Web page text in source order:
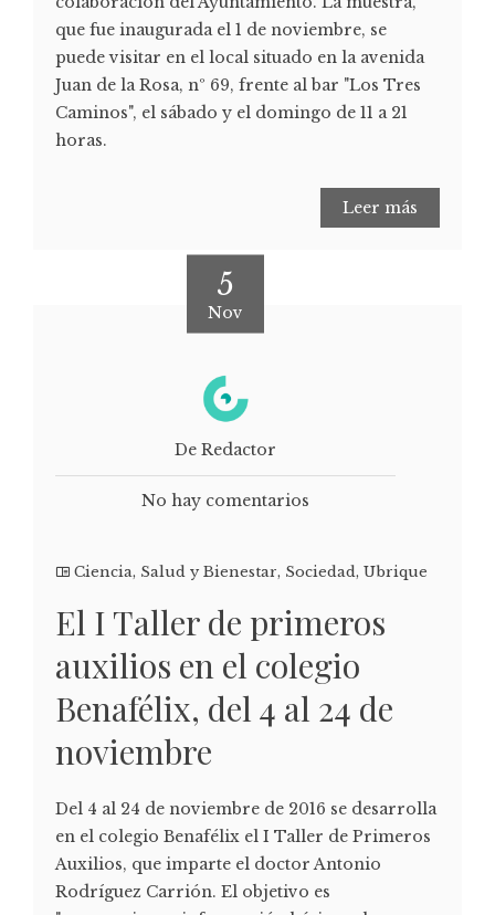
que fue inaugurada el 1 de noviembre, se
puede visitar en el local situado en la avenida
Juan de la Rosa, nº 69, frente al bar "Los Tres
Caminos", el sábado y el domingo de 11 a 21
horas.
Leer más
5
Nov
De Redactor
No hay comentarios
Ciencia, Salud y Bienestar, Sociedad, Ubrique
El I Taller de primeros
auxilios en el colegio
Benafélix, del 4 al 24 de
noviembre
Del 4 al 24 de noviembre de 2016 se desarrolla
en el colegio Benafélix el I Taller de Primeros
Auxilios, que imparte el doctor Antonio
Rodríguez Carrión. El objetivo es